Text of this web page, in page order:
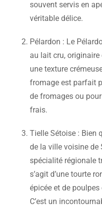
souvent servis en
véritable délice.
Pélardon : Le
au lait cru, originaire
une texture
fromage est parfait
de fromages ou
frais.
Tielle Sétoise : Bien
de la ville voisine de
spécialité régionale
s’agit d’une tourte
épicée et de
C’est un